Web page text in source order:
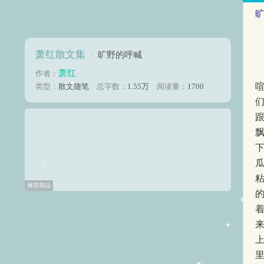
萧红散文集 / 旷野的呼喊
作者： 萧红
类型： 散文随笔 总字数： 1.55万 阅读量： 1700
推荐商品